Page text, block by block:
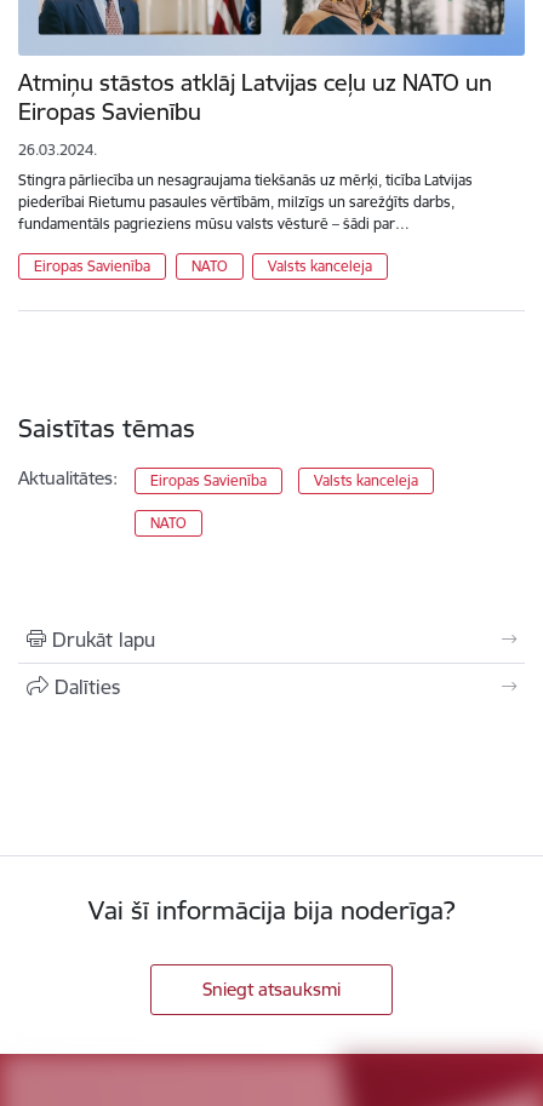
Atmiņu stāstos atklāj Latvijas ceļu uz NATO un
Eiropas Savienību
26.03.2024.
Stingra pārliecība un nesagraujama tiekšanās uz mērķi, ticība Latvijas
piederībai Rietumu pasaules vērtībām, milzīgs un sarežģīts darbs,
fundamentāls pagrieziens mūsu valsts vēsturē – šādi par…
Eiropas Savienība NATO Valsts kanceleja
Saistītas tēmas
Aktualitātes: Eiropas Savienība Valsts kanceleja
NATO
Drukāt lapu
Dalīties
Vai šī informācija bija noderīga?
Sniegt atsauksmi